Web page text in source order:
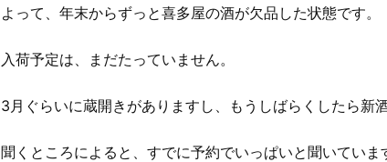
よって、年末からずっと喜多屋の酒が欠品した状態です。
入荷予定は、まだたっていません。
3月ぐらいに蔵開きがありますし、もうしばらくしたら新
聞くところによると、すでに予約でいっぱいと聞いていま